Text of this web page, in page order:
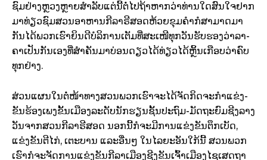
ຊົມຢ່າງ​ຫຼວງ­ຫຼາຍ​ສຳ­ລັບ​ແຕ່​ນີ້​ຕໍ່​ໄປ​ຖ້າ​ຫາກວ່າ​ທ່ານ​ໃດ​ສົນ­ໃຈ​ຢາກ​
ມາ​ທ່ຽວ​ຊົມ​ສວນອາ­ຫານ​ກີ­ລາ​ຣີ​ສອດ​ຫ້ວຍ​ຂຸມ​ຄຳ​ກໍ​ສາມາດ​ມາ​
ກັນ​ໄດ້​ພວກ​ເຮົາ​ຍິນ​ດີ​ບໍ­ລິ­ການເຕັມ­ທີ່​ສະ­ເໜີ​ທຸກ​ວັນ​ຮັບ­ຮອງ​ວ່າ​ລາ­
ຄາເປັນ​ກັນ​ເອງ​ທີ່​ສຳ­ຄັນ​ມາ​ບ່ອນ​ດຽວ​ໄດ້ທ່ຽວ​ໄດ້​ຫຼິ້ນ​ເກືອບ​ວ່າ​ຄົບ​
ທຸກ​ຢ່າງ.
ສ່ວນ​ແຜນ​ໃນ­ຕໍ່­ໜ້າ​ທາງ​ສວນ​ພວກເຮົາ​ຈະ​ໄດ້​ຈັດ​ກິດ­ຈະ­ກຳ​ແຂ່ງ­
ຂັນ​ຮ້ອງ­ເພງຂັ້ນ​ເມືອງ​ລະ­ດັບ​ນັກ­ຮຽນ​ຊັ້ນ​ປະ­ຖົມ-ມັດຖະ​ຍົມ​ຊີງ​ລາ­ງ
ວັນ​ຈາກ​ສວນ​ກີ­ລາ​ຣີສອດ ນອກ​ນີ້​ກໍ​ຈະ​ມີ​ການ​ແຂ່ງ­ຂັນ​ຕຶກເບັດ,
ແຂ່ງ­ຂັນ​ຕີ­ໄກ່, ເຕະ­ບານ ແລະ​ອື່ນໆ ໃນ​ໄລ­ຍະ​ອັນ​ໃກ້​ນີ້ ສວນ​ພວກ​
ເຮົາ​ກໍ​ຈະຈັດ­ການ​ແຂ່ງ­ຂັນ​ກີ­ລາ​ເມືອງ​ຊີງ​ຂັນ​ເຈົ້າເມືອງ​ໄຊ​ເສດ​ຖາ